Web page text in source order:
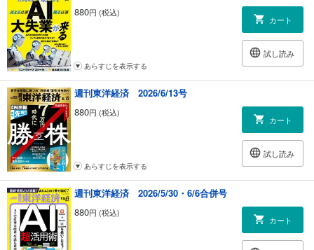
880円 (税込)
カート
試し読み
あらすじを表示する
週刊東洋経済 2026/6/13号
880円 (税込)
カート
試し読み
あらすじを表示する
週刊東洋経済 2026/5/30・6/6合併号
880円 (税込)
カート